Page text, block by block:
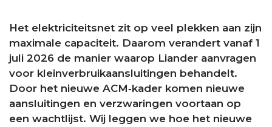
Het elektriciteitsnet zit op veel plekken aan zijn
maximale capaciteit. Daarom verandert vanaf 1
juli 2026 de manier waarop Liander aanvragen
voor kleinverbruikaansluitingen behandelt.
Door het nieuwe ACM‑kader komen nieuwe
aansluitingen en verzwaringen voortaan op
een wachtlijst. Wij leggen we hoe het nieuwe